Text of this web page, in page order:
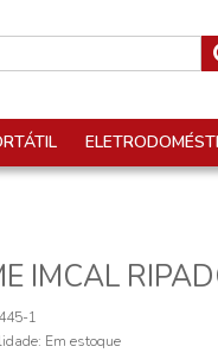
IMCAL
1
Em estoque